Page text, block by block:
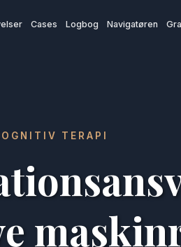
Cases Logbog Navigatøren
TERAPI